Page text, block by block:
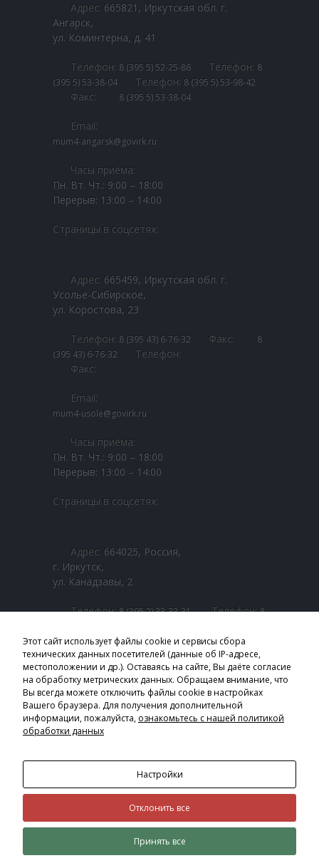
Адрес: 665821, Иркутская обл. г.
Ангарск,
ул. Коминтерна, д. 41
Телефон: 8 (395 5) 52-25-86 Телефон: 8
(395 5) 53-38-04
Телефон: 8 (395 5) 53-98-42
Факс: 8 (395 5) 53-38-04
Email:
mum4-angarsk@govirk.ru
Часы приёма:
Пн. Вт. Чт.: 9:00 – 18:00
Перерыв: 13:00 – 14:00
Страницы в соцсетях:
Адрес: 665459, Иркутская обл. г.
Усолье-Сибирское,
ул. Коростова, 23
Телефон: 8 (395 43) 6-76-32 Факс:
8
(395 43) 6-76-32
Телефон:
Факс:
Email:
mum4-usole@govirk.ru
Часы приёма:
Пн. Вт. Чт.: 9:00 – 18:00
Перерыв: 13:00 – 14:00
Страницы в соцсетях:
Адрес: 664025, Россия,
г. Иркутск,
ул. Канадзавы, 2
Телефон:8 (395 2) 33-33-31 Телефон:8
Телефон:8 (800 1) 00-22-42
Email: obl_sobes@sobes.admirk.ru
Часы приёма:
Пн. - Пт.: 9:00 – 18:00
Перерыв: 13:00 – 14:00
Страницы в соцсетях:
ПОЛИТИКА КОНФИДЕНЦИАЛЬНОСТИ|
МУМСРОП ИО № 4 |
ПЕРСОНАЛЬНЫХ ДАННЫХ
Этот сайт использует файлы cookie и сервисы сбора
технических данных посетителей (данные об IP-адресе,
местоположении и др.). Оставаясь на сайте, Вы даёте согласие
на обработку метрических данных. Обращаем внимание, что
Вы всегда можете отключить файлы cookie в настройках
Вашего браузера. Для получения дополнительной
информации, пожалуйста, ознакомьтесь с нашей политикой
обработки данных
Настройки
Отклонить все
Принять все